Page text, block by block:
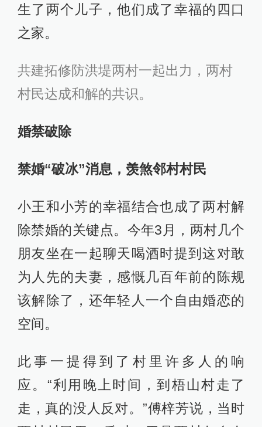
生了两个儿子，他们成了幸福的四口
之家。
共建拓修防洪堤两村一起出力，两村
村民达成和解的共识。
婚禁破除
禁婚“破冰”消息，羡煞邻村村民
小王和小芳的幸福结合也成了两村解
除禁婚的关键点。今年3月，两村几个
朋友坐在一起聊天喝酒时提到这对敢
为人先的夫妻，感慨几百年前的陈规
该解除了，还年轻人一个自由婚恋的
空间。
此事一提得到了村里许多人的响
应。“利用晚上时间，到梧山村走了
走，真的没人反对。”傅梓芳说，当时